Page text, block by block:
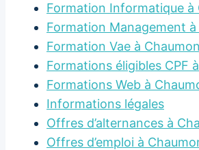
Formation Informatique à
Formation Management
Formation Vae à
Formations éligibles CPF
Formations Web à
Informations légales
Offres d’alternances à
Offres d’emploi à